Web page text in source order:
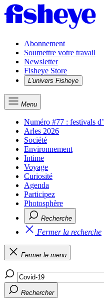
Abonnement
Soumettre votre travail
Newsletter
Fisheye Store
L'univers Fisheye
Menu
Numéro #77 : festivals
Arles 2026
Société
Environnement
Intime
Voyage
Curiosité
Agenda
Participez
Photosphère
Recherche
Fermer la recherche
Fermer le menu
Rechercher